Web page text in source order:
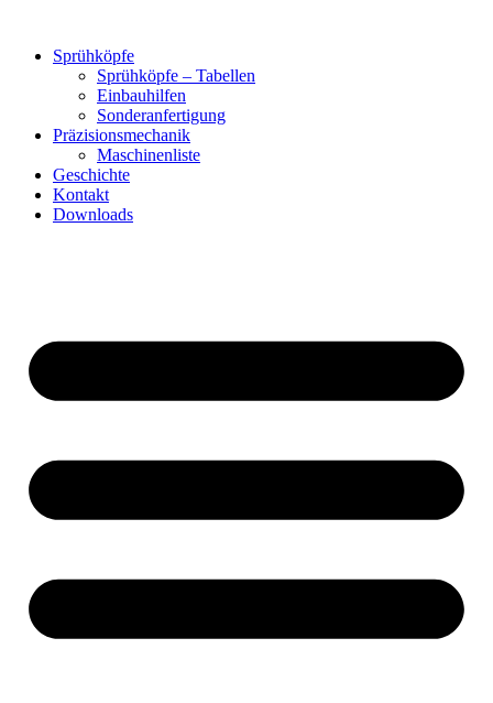
springenSprühköpfe
Sprühköpfe – Tabellen
Einbauhilfen
Sonderanfertigung
Präzisionsmechanik
Maschinenliste
Geschichte
Kontakt
Downloads